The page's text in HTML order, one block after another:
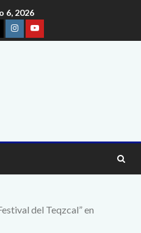
6, 2026
del Teqzcal” en